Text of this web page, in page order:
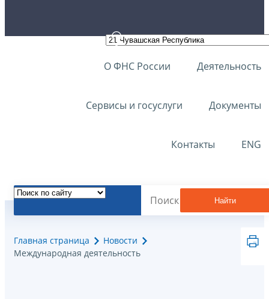
О ФНС России Деятельность
Сервисы и госуслуги Документы
Контакты ENG
Найти
Главная страница
Новости
Международная деятельность